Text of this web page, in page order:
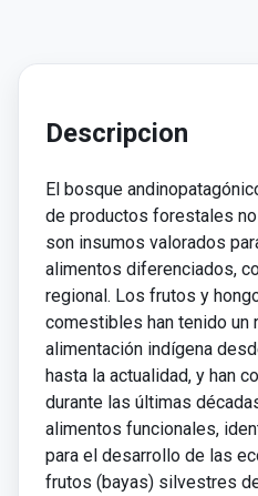
Descripcion
El bosque
de productos forestales
son insumos valorados
alimentos diferenciados,
regional. Los frutos y
comestibles han tenido un
alimentación indígena
hasta la actualidad, y han
durante las últimas
alimentos funcionales,
para el desarrollo de las
frutos (bayas) silvestres